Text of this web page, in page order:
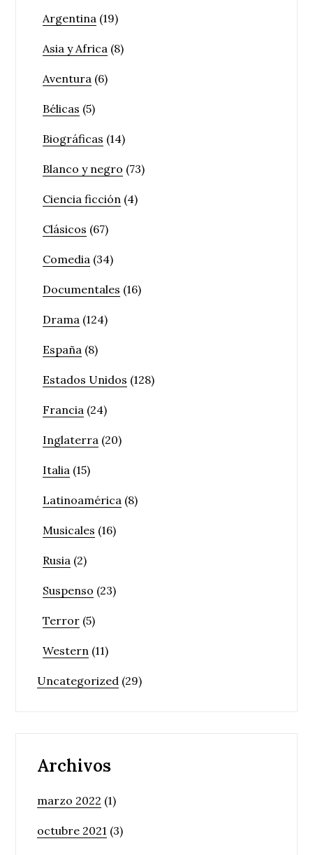
Argentina (19)
Asia y Africa (8)
Aventura (6)
Bélicas (5)
Biográficas (14)
Blanco y negro (73)
Ciencia ficción (4)
Clásicos (67)
Comedia (34)
Documentales (16)
Drama (124)
España (8)
Estados Unidos (128)
Francia (24)
Inglaterra (20)
Italia (15)
Latinoamérica (8)
Musicales (16)
Rusia (2)
Suspenso (23)
Terror (5)
Western (11)
Uncategorized (29)
Archivos
marzo 2022 (1)
octubre 2021 (3)